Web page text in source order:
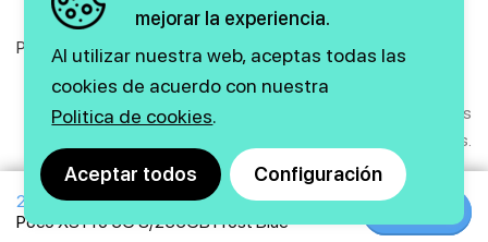
264€
Poco X3 Pro 5G 8/256GB Frost Blue
Política de Privacidad Política de Cookies Aviso Legal
Copyright © 2026 firstmarkt. Todos los derechos
reservados.
Agencia SEOy diseño web GMEDIA
mejorar la experiencia.
Al utilizar nuestra web, aceptas todas las
cookies de acuerdo con nuestra
Politica de cookies.
Aceptar todos Configuración